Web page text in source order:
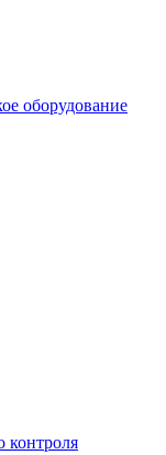
оборудование
контроля